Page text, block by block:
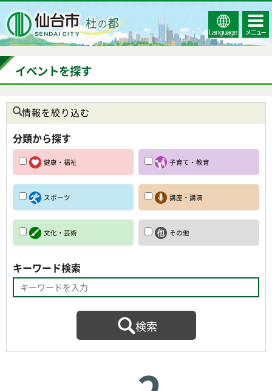
Select
Language
コンテ
ンツメ
ニュー
イベントを探す
情報を絞り込む
分類から探す
健康・福祉 子育て・教育
スポーツ 講座・講演
文化・芸術 その他
キーワード検索